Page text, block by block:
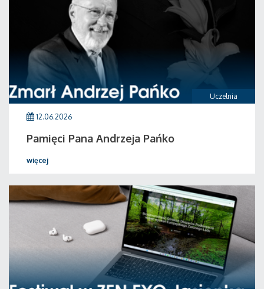
Uczelnia
12.06.2026
Pamięci Pana Andrzeja Pańko
więcej